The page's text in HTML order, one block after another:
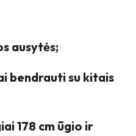
ausytės;
bendrauti su kitais
178 cm ūgio ir